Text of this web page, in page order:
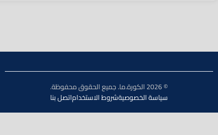
سياسة الخصوصيةشروط الاستخداماتصل بنا